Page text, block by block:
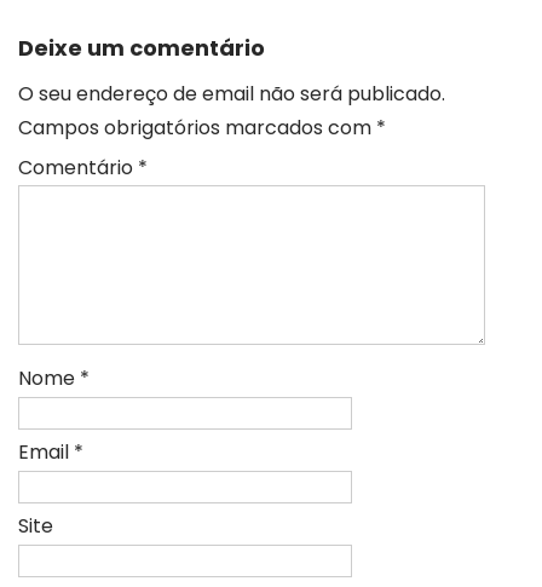
Deixe um comentário
O seu endereço de email não será publicado.
Campos obrigatórios marcados com *
Comentário *
Nome *
Email *
Site